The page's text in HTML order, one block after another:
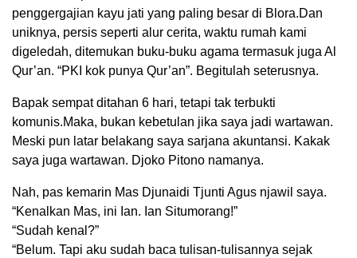
penggergajian kayu jati yang paling besar di Blora.Dan
uniknya, persis seperti alur cerita, waktu rumah kami
digeledah, ditemukan buku-buku agama termasuk juga Al
Qur’an. “PKI kok punya Qur’an”. Begitulah seterusnya.
Bapak sempat ditahan 6 hari, tetapi tak terbukti
komunis.Maka, bukan kebetulan jika saya jadi wartawan.
Meski pun latar belakang saya sarjana akuntansi. Kakak
saya juga wartawan. Djoko Pitono namanya.
Nah, pas kemarin Mas Djunaidi Tjunti Agus njawil saya.
“Kenalkan Mas, ini Ian. Ian Situmorang!”
“Sudah kenal?”
“Belum. Tapi aku sudah baca tulisan-tulisannya sejak